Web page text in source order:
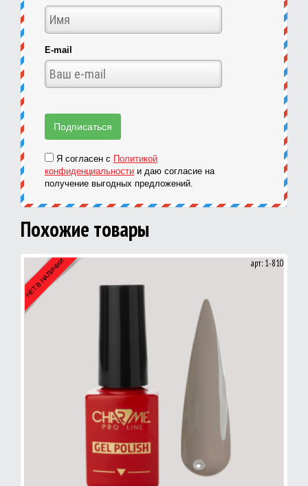
E-mail
Я согласен с Политикой
конфиденциальности и даю согласие на
получение выгодных предложений.
Похожие товары
арт: 1-810